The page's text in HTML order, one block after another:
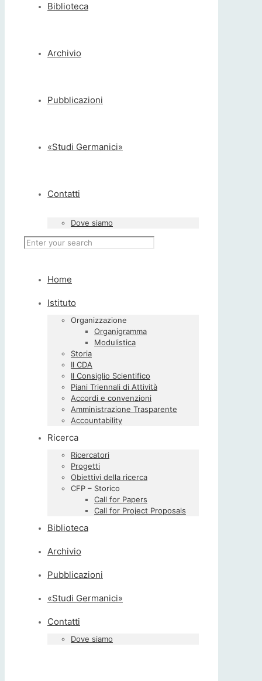
Biblioteca
Archivio
Pubblicazioni
«Studi Germanici»
Contatti
Dove siamo
Home
Istituto
Organizzazione
Organigramma
Modulistica
Storia
Il CDA
Il Consiglio Scientifico
Piani Triennali di Attività
Accordi e convenzioni
Amministrazione Trasparente
Accountability
Ricerca
Ricercatori
Progetti
Obiettivi della ricerca
CFP – Storico
Call for Papers
Call for Project Proposals
Biblioteca
Archivio
Pubblicazioni
«Studi Germanici»
Contatti
Dove siamo